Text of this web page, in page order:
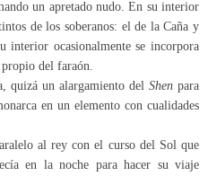
un apretado nudo. En su interior
de los soberanos: el de la Caña y
interior ocasionalmente se incorpora
del faraón.
quizá un alargamiento del Shen para
en un elemento con cualidades
al rey con el curso del Sol que
en la noche para hacer su viaje